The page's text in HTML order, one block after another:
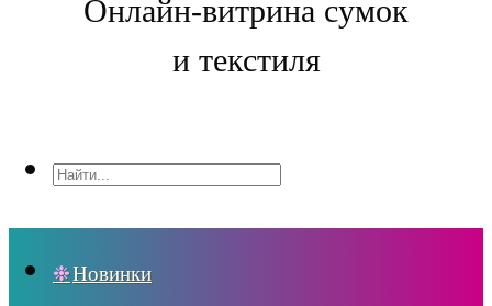
Онлайн-витрина сумок
и текстиля
Новинки